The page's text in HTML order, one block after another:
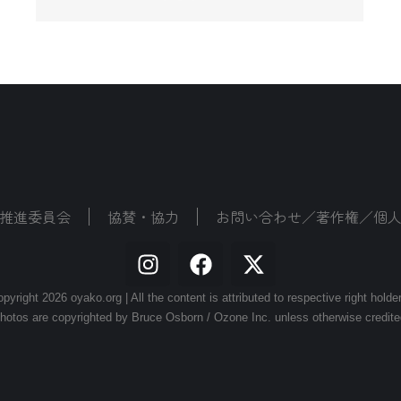
進委員会 協賛・協力 お問い合わせ／著作権／個
2026 oyako.org | All the content is attributed to respective right
are copyrighted by Bruce Osborn / Ozone Inc. unless otherwise